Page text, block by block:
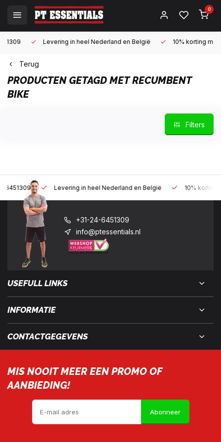
0
Levering in heel Nederland en België 10% korting met een
Terug
PRODUCTEN GETAGD MET RECUMBENT
BIKE
Filters
Levering in heel Nederland en België 10% korting met een
+31-24-6451309
info@ptessentials.nl
USEFULL LINKS
INFORMATIE
CONTACTGEGEVENS
MIS NOOIT MEER EEN PROMO OF
AANBIEDING!
Abonneer